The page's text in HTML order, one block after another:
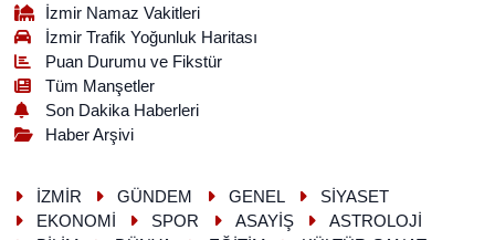
İzmir Namaz Vakitleri
İzmir Trafik Yoğunluk Haritası
Puan Durumu ve Fikstür
Tüm Manşetler
Son Dakika Haberleri
Haber Arşivi
İZMİR GÜNDEM GENEL
SİYASET
EKONOMİ
SPOR ASAYİŞ
ASTROLOJİ